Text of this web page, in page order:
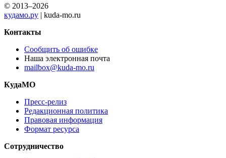
© 2013–2026
кудамо.ру | kuda-mo.ru
Контакты
Сообщить об ошибке
Наша электронная почта
mailbox@kuda-mo.ru
КудаМО
Пресс-релиз
Редакционная политика
Правовая информация
Формат ресурса
Сотрудничество